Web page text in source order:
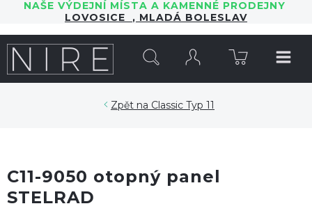
NAŠE VÝDEJNÍ MÍSTA A KAMENNÉ PRODEJNY
LOVOSICE , MLADÁ BOLESLAV
Classic Typ 11
C11-9050 otopný panel
STELRAD